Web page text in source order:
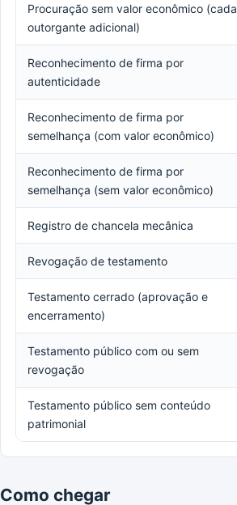
Procuração sem valor econômico (cada
outorgante adicional)
Reconhecimento de firma por
autenticidade
Reconhecimento de firma por
semelhança (com valor econômico)
Reconhecimento de firma por
semelhança (sem valor econômico)
Registro de chancela mecânica
Revogação de testamento
Testamento cerrado (aprovação e
encerramento)
Testamento público com ou sem
revogação
Testamento público sem conteúdo
patrimonial
Como chegar